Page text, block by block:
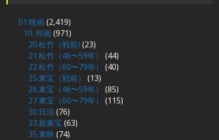
01.映画(2,419)
10. 邦画(971)
20.松竹（戦前) (23)
21.松竹（46〜59年）
(44)
22.松竹（60〜79年）
(40)
25.東宝（戦前）
(13)
26.東宝（46〜59年）
(85)
27.東宝（60〜79年）
(115)
30.日活(76)
33.新東宝 (63)
35.東映 (74)